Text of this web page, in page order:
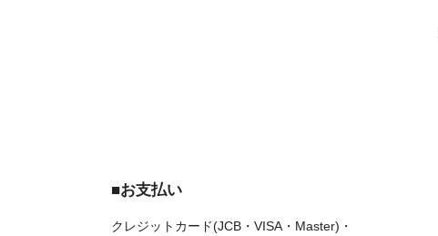
■お支払い
クレジットカード(JCB・VISA・Master)・